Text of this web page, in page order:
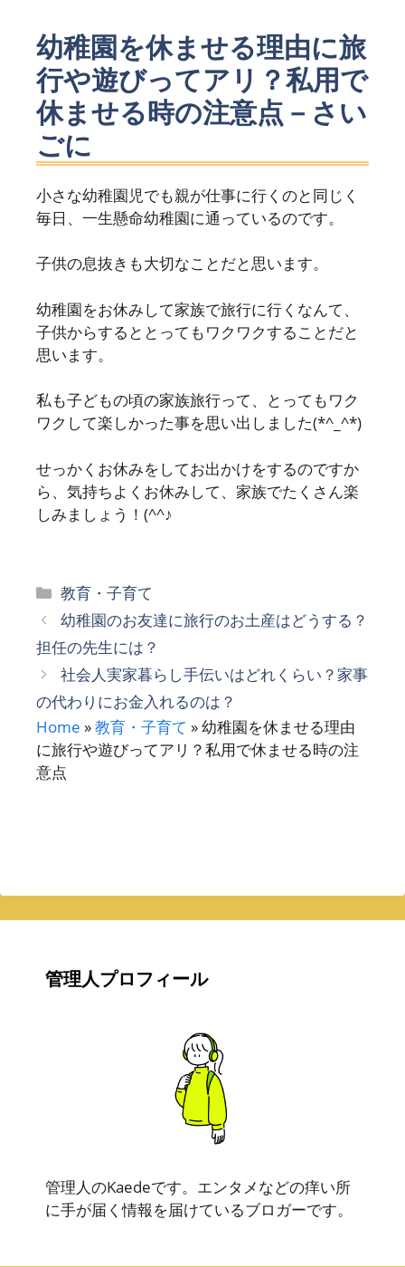
幼稚園を休ませる理由に旅
行や遊びってアリ？私用で
休ませる時の注意点－さい
ごに
小さな幼稚園児でも親が仕事に行くのと同じく
毎日、一生懸命幼稚園に通っているのです。
子供の息抜きも大切なことだと思います。
幼稚園をお休みして家族で旅行に行くなんて、
子供からするととってもワクワクすることだと
思います。
私も子どもの頃の家族旅行って、とってもワク
ワクして楽しかった事を思い出しました(*^_^*)
せっかくお休みをしてお出かけをするのですか
ら、気持ちよくお休みして、家族でたくさん楽
しみましょう！(^^♪
カ
テ
ゴ
リ
ー
教育・子育て
幼稚園のお友達に旅行のお土産はどうする？
担任の先生には？
社会人実家暮らし手伝いはどれくらい？家事
の代わりにお金入れるのは？
Home »教育・子育て »幼稚園を休ませる理由
に旅行や遊びってアリ？私用で休ませる時の注
意点
管理人プロフィール
管理人のKaedeです。エンタメなどの痒い所
に手が届く情報を届けているブロガーです。